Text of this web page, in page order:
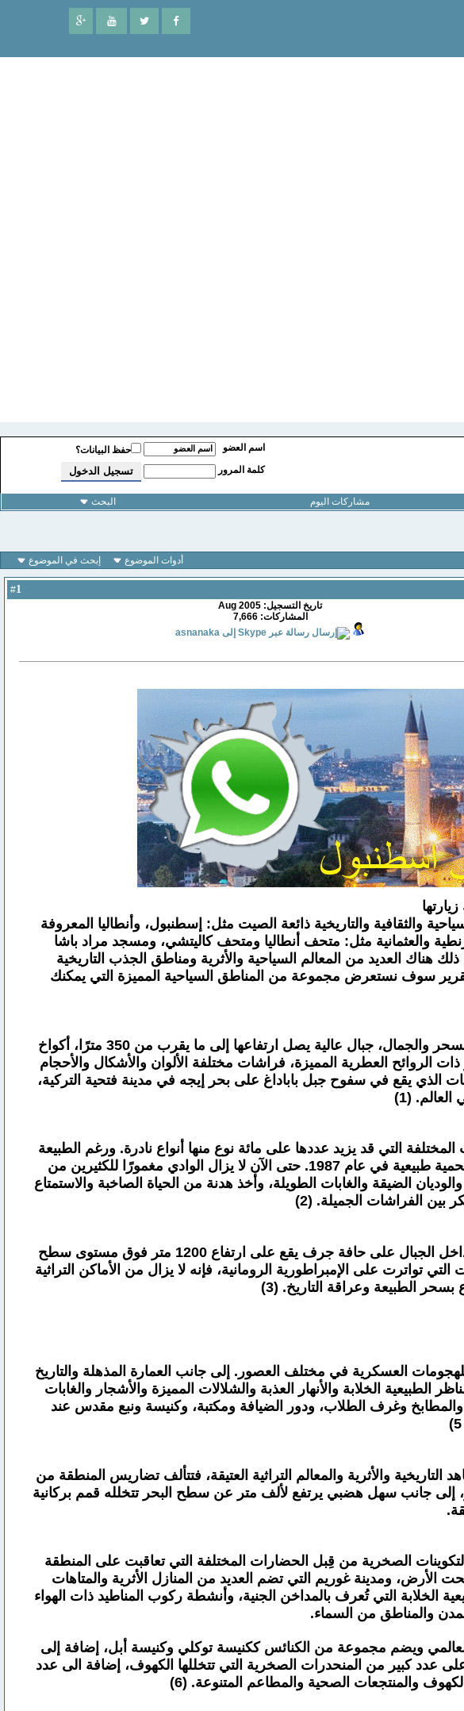
اسم العضو
حفظ البيانات؟
كلمة المرور
مشاركات اليوم البحث
أدوات الموضوع إبحث في الموضوع
1
تاريخ التسجيل: Aug 2005
المشاركات: 7,666
والثقافية والتاريخية ذائعة الصيت مثل: إسطنبول، وأنطاليا المعروفة
والعثمانية مثل: متحف أنطاليا ومتحف كاليتشي، ومسجد مراد باشا
العديد من المعالم السياحية والأثرية ومناطق الجذب التاريخية
سوف نستعرض مجموعة من المناطق السياحية المميزة التي يمكنك
طقس استوائي مميز يغطي جو غاية في الهدوء والسلام النفسي، شاطئ رملي أبيض بكر غاية في السحر والجمال، جبال عالية يصل ارتفاعها إلى ما يقرب من 350 مترًا، أكواخ
الروائح العطرية المميزة، فراشات مختلفة الألوان والأشكال والأحجام
يقع في سفوح جبل باباداغ على بحر إيجه في مدينة فتحية التركية،
(1)
التي قد يزيد عددها على مائة نوع منها أنواع نادرة. ورغم الطبيعة
الخلابة والجو الهادئ المميز فإن الوادي ظل مغمورًا لسنوات طوال حتى اعتبرته الحكومة التركية محمية طبيعية في عام 1987. حتى الآن لا يزال الوادي مغمورًا للكثيرين من
الضيقة والغابات الطويلة، وأخذ هدنة من الحياة الصاخبة والاستمتاع
بين الفراشات الجميلة. (2)
يقطن دير سوميلا (Sumela Manastiri) الذي بُني في عهد الإمبراطورية الرومانية عام 386 مختبئًا داخل الجبال على حافة جرف يقع على ارتفاع 1200 متر فوق مستوى سطح
تواترت على الإمبراطورية الرومانية، فإنه لا يزال من الأماكن التراثية
بسحر الطبيعة وعراقة التاريخ. (3)
العسكرية في مختلف العصور. إلى جانب العمارة المذهلة والتاريخ
الطبيعية الخلابة والأنهار العذبة والشلالات المميزة والأشجار والغابات
إلى جانب العديد من المصليات والمطابخ وغرف الطلاب، ودور الضيافة ومكتبة، وكنيسة ونبع مقدس عند
والأثرية والمعالم التراثية العتيقة، فتتألف تضاريس المنطقة من
إلى جانب سهل هضبي يرتفع لألف متر عن سطح البحر تتخلله قمم بركانية
الصخرية من قِبل الحضارات المختلفة التي تعاقبت على المنطقة
الأرض، ومدينة غوريم التي تضم العديد من المنازل الأثرية والمتاهات
الخلابة التي تُعرف بالمداخن الجنية، وأنشطة ركوب المناطيد ذات الهواء
والمناطق من السماء.
ويضم مجموعة من الكنائس ككنيسة توكلي وكنيسة أبل، إضافة إلى
عدد كبير من المنحدرات الصخرية التي تتخللها الكهوف، إضافة الى عدد
والمنتجعات الصحية والمطاعم المتنوعة. (6)